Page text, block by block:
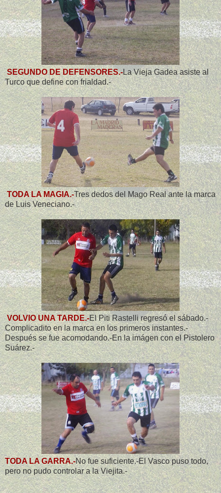
SEGUNDO DE DEFENSORES.-La Vieja Gadea asiste al
Turco que define con frialdad.-
TODA LA MAGIA.-Tres dedos del Mago Real ante la marca
de Luis Veneciano.-
VOLVIO UNA TARDE.-El Piti Rastelli regresó el sábado.-
Complicadito en la marca en los primeros instantes.-
Después se fue acomodando.-En la imágen con el Pistolero
Suárez.-
TODA LA GARRA.-No fue suficiente.-El Vasco puso todo,
pero no pudo controlar a la Viejita.-